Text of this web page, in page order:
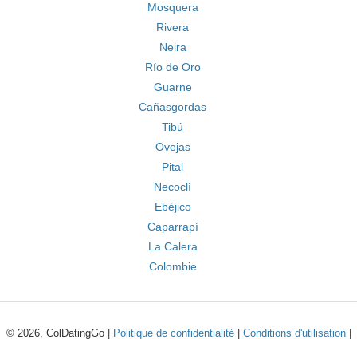
Mosquera
Rivera
Neira
Río de Oro
Guarne
Cañasgordas
Tibú
Ovejas
Pital
Necoclí
Ebéjico
Caparrapí
La Calera
Colombie
© 2026, ColDatingGo | Politique de confidentialité| Conditions d'utilisation|